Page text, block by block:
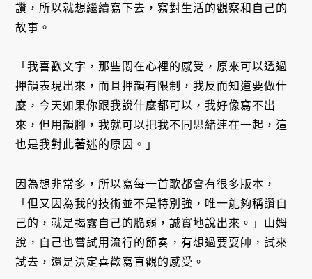
讚，所以就想繼續寫下去，寫對生活的觀察和自己的
故事。
「我喜歡文字，那些悶在心裡的感受，原來可以透過
押韻表現出來，而且押韻有限制，我反而知道要做什
麼，今天如果你跟我說什麼都可以，我好像寫不出
來，但用韻腳，我就可以把我不同思緒連在一起，這
也是我對此著迷的原因。」
因為想非常多，所以寫每一首歌都會有很多版本，
「但又因為我的技術並不是特別強，唯一能夠稱讚自
己的，就是揭露自己的脆弱，誠實地說出來。」山姆
說，自己也嘗試用流行的節奏，有想過要耍帥，試來
試去，還是決定喜歡寫直觀的感受。